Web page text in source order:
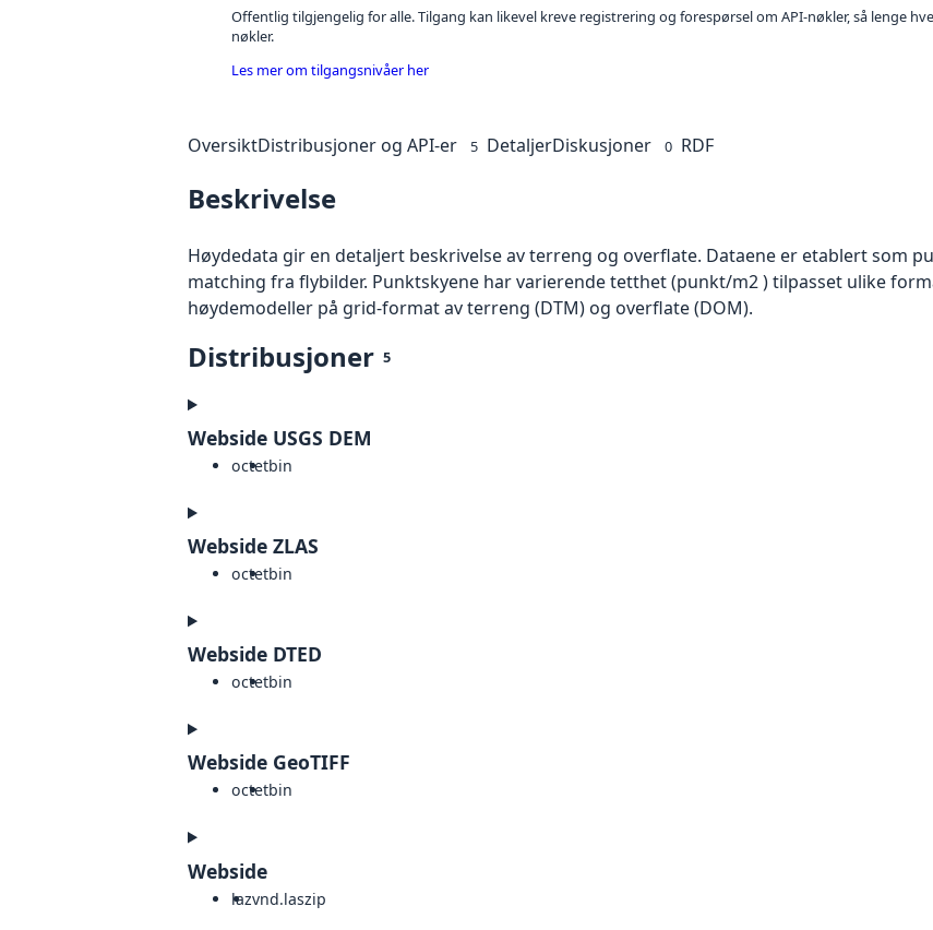
Offentlig tilgjengelig for alle. Tilgang kan likevel kreve registrering og forespørsel om API-nøkler, så lenge
nøkler.
Les mer om tilgangsnivåer her
OversiktDistribusjoner og API-er 5 DetaljerDiskusjoner 0 RDF
Beskrivelse
Høydedata gir en detaljert beskrivelse av terreng og overflate. Dataene er etablert som
matching fra flybilder. Punktskyene har varierende tetthet (punkt/m2 ) tilpasset ulike
høydemodeller på grid-format av terreng (DTM) og overflate (DOM).
Distribusjoner 5
Webside USGS DEM
octetbin
Webside ZLAS
octetbin
Webside DTED
octetbin
Webside GeoTIFF
octetbin
Webside
lazvnd.laszip